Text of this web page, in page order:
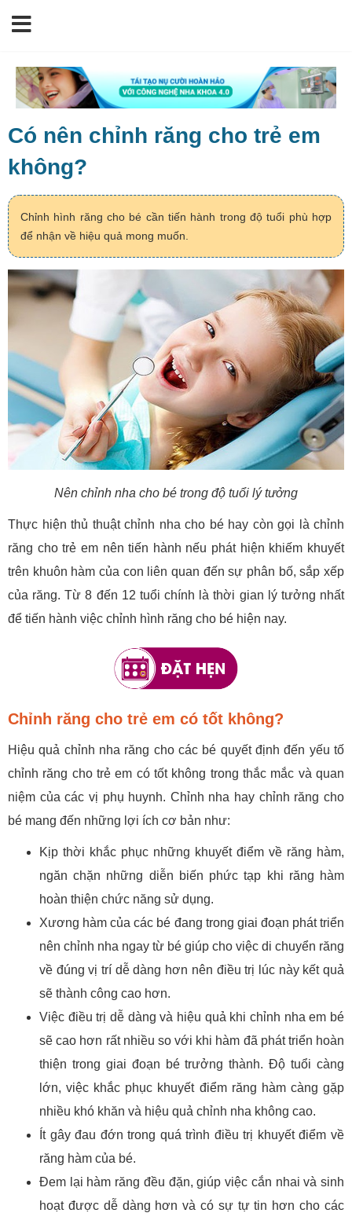
Có nên chỉnh răng cho trẻ em
không?
Chỉnh hình răng cho bé cần tiến hành trong độ tuổi phù hợp
để nhận về hiệu quả mong muốn.
Nên chỉnh nha cho bé trong độ tuổi lý tưởng
Thực hiện thủ thuật chỉnh nha cho bé hay còn gọi là chỉnh
răng cho trẻ em nên tiến hành nếu phát hiện khiếm khuyết
trên khuôn hàm của con liên quan đến sự phân bố, sắp xếp
của răng. Từ 8 đến 12 tuổi chính là thời gian lý tưởng nhất
để tiến hành việc chỉnh hình răng cho bé hiện nay.
Chỉnh răng cho trẻ em có tốt không?
Hiệu quả chỉnh nha răng cho các bé quyết định đến yếu tố
chỉnh răng cho trẻ em có tốt không trong thắc mắc và quan
niệm của các vị phụ huynh. Chỉnh nha hay chỉnh răng cho
bé mang đến những lợi ích cơ bản như:
Kịp thời khắc phục những khuyết điểm về răng hàm,
ngăn chặn những diễn biến phức tạp khi răng hàm
hoàn thiện chức năng sử dụng.
Xương hàm của các bé đang trong giai đoạn phát triển
nên chỉnh nha ngay từ bé giúp cho việc di chuyển răng
về đúng vị trí dễ dàng hơn nên điều trị lúc này kết quả
sẽ thành công cao hơn.
Việc điều trị dễ dàng và hiệu quả khi chỉnh nha em bé
sẽ cao hơn rất nhiều so với khi hàm đã phát triển hoàn
thiện trong giai đoạn bé trưởng thành. Độ tuổi càng
lớn, việc khắc phục khuyết điểm răng hàm càng gặp
nhiều khó khăn và hiệu quả chỉnh nha không cao.
Ít gây đau đớn trong quá trình điều trị khuyết điểm về
răng hàm của bé.
Đem lại hàm răng đều đặn, giúp việc cắn nhai và sinh
hoạt được dễ dàng hơn và có sự tự tin hơn cho các